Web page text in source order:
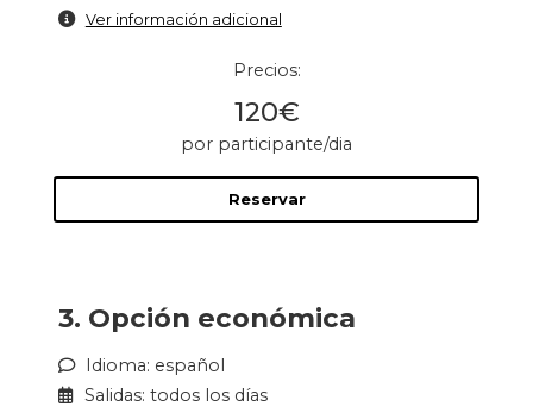
Ver información adicional
Precios:
120€
por participante/dia
Reservar
3. Opción económica
Idioma: español
Salidas: todos los días